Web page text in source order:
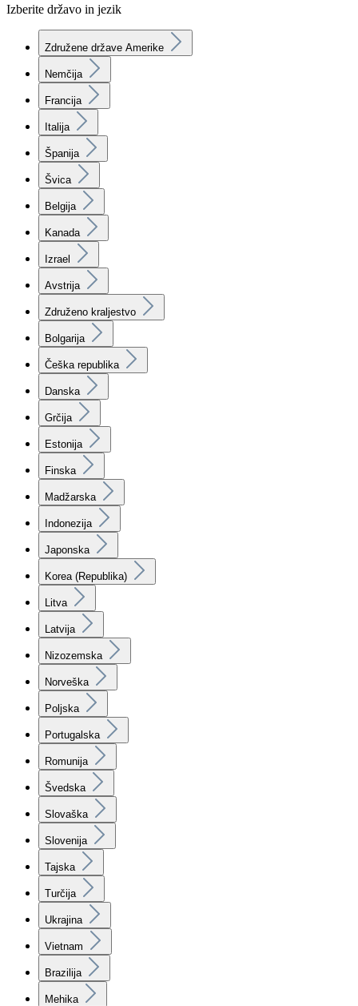
Izberite državo in jezik
Združene države Amerike
Nemčija
Francija
Italija
Španija
Švica
Belgija
Kanada
Izrael
Avstrija
Združeno kraljestvo
Bolgarija
Češka republika
Danska
Grčija
Estonija
Finska
Madžarska
Indonezija
Japonska
Korea (Republika)
Litva
Latvija
Nizozemska
Norveška
Poljska
Portugalska
Romunija
Švedska
Slovaška
Slovenija
Tajska
Turčija
Ukrajina
Vietnam
Brazilija
Mehika